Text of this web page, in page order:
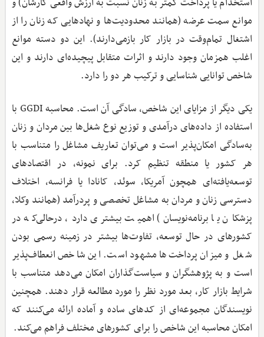
موانع سمت عرضه (همانند محدودیت‌ها و نهادهایی که زنان را از
اشتغال تمام‌وقت در بازار کار بازمی‌دارند). این دو دسته موانع
اغلب همزمان وجود دارند و اثرات متقابل پیچیده‌ای دارند و این
شاخص توانایی شناسایی و ترکیب هر دو را دارد.
یکی دیگر از مزایای این شاخص، سادگی آن است. محاسبه GGDI با
استفاده از داده‌های درآمدی و توزیع نوع شغل‌ها بین مردان و زنان
به‌سادگی امکان‌پذیر است و می‌توان تعاریف مشاغل را متناسب با
هر کشور یا منطقه تنظیم کرد. برای نمونه، در اقتصادهای
توسعه‌یافته‌ای همچون آمریکا، سوئد، کانادا یا فرانسه، اختلاف
دسترسی زنان و مردان به مشاغل تخصصی و پردرآمد (همانند وکلا،
پزشکان یا برنامه‌نویسان) اهمیت بیشتری دارد، درحالی‌که در
کشورهای در حال توسعه، تفاوت‌ها بیشتر در زمینه رسمی بودن
شغل و میزان پرداخت‌ها مشهود است. این شاخص انعطاف‌پذیر
است و به پژوهشگران و سیاست‌گذاران امکان می‌دهد متناسب با
شرایط بازار کار، بعد مورد نظر را مورد مطالعه قرار دهند. همچنین
نویسندگان مجموعه‌ای از کدهای ساده و آماده ارائه می‌کنند که
امکان محاسبه این شاخص را برای کشورهای مختلف فراهم می‌کند.